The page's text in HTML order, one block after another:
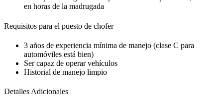
en horas de la madrugada
Requisitos para el puesto de chofer
3 años de experiencia mínima de manejo (clase C para
automóviles está bien)
Ser capaz de operar vehículos
Historial de manejo limpio
Detalles Adicionales